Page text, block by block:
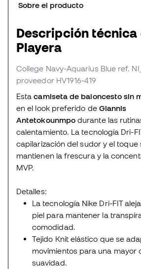
Sobre el producto
Descripción técnica
Playera
College Navy-Aquarius Blue ref.
proveedor HV1916-419
Estacamiseta de baloncesto sin
en el look preferido de Giannis
Antetokounmpo durante las
calentamiento. La tecnología Dri-
capilarización del sudor y el toque
mantienen la frescura y la
MVP.
Detalles:
La tecnología Nike Dri-FIT
piel para mantener la
comodidad.
Tejido Knit elástico que se
movimientos para una mayor
suavidad.